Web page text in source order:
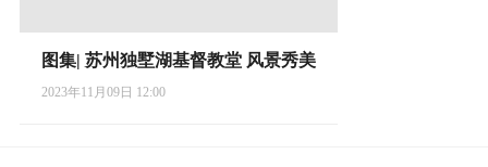
图集| 苏州独墅湖基督教堂 风景秀美
2023年11月09日 12:00